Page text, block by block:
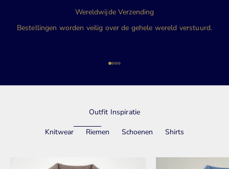
Wereldwijde Verzending
Bestellingen worden veilig over de gehele wereld verstuurd.
Naar artikel 1
Naar artikel 2
Naar artikel 3
Naar artikel 4
Outfit Inspiratie
Knitwear Riemen Schoenen Shirts